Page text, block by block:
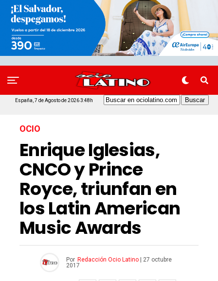
España, 7 de Agosto de 2026 3:48h
OCIO
Enrique Iglesias,
CNCO y Prince
Royce, triunfan en
los Latin American
Music Awards
Por Redacción Ocio Latino
27 octubre
2017